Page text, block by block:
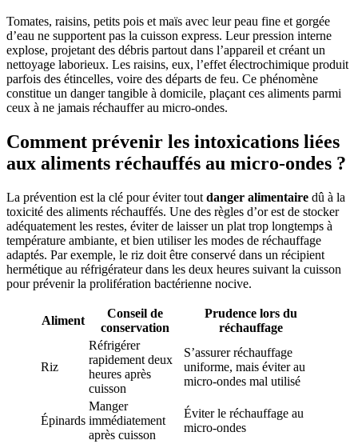
Tomates, raisins, petits pois et maïs avec leur peau fine et gorgée
d’eau ne supportent pas la cuisson express. Leur pression interne
explose, projetant des débris partout dans l’appareil et créant un
nettoyage laborieux. Les raisins, eux, l’effet électrochimique produit
parfois des étincelles, voire des départs de feu. Ce phénomène
constitue un danger tangible à domicile, plaçant ces aliments parmi
ceux à ne jamais réchauffer au micro-ondes.
Comment prévenir les intoxications liées
aux aliments réchauffés au micro-ondes ?
La prévention est la clé pour éviter tout danger alimentaire dû à la
toxicité des aliments réchauffés. Une des règles d’or est de stocker
adéquatement les restes, éviter de laisser un plat trop longtemps à
température ambiante, et bien utiliser les modes de réchauffage
adaptés. Par exemple, le riz doit être conservé dans un récipient
hermétique au réfrigérateur dans les deux heures suivant la cuisson
pour prévenir la prolifération bactérienne nocive.
Aliment
Conseil de
conservation
Prudence lors du
réchauffage
Riz
Réfrigérer
rapidement deux
heures après
cuisson
S’assurer réchauffage
uniforme, mais éviter au
micro-ondes mal utilisé
Épinards
Manger
immédiatement
après cuisson
Éviter le réchauffage au
micro-ondes